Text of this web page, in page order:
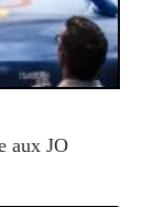
aux JO